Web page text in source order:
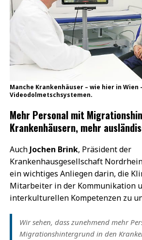
Manche Krankenhäuser – wie hier in
Videodolmetschsystemen.
Mehr Personal mit
Krankenhäusern, mehr
AuchJochen Brink, Präsident der
Krankenhausgesellschaft
ein wichtiges Anliegen darin, die
Mitarbeiter in der Kommunikation
interkulturellen Kompetenzen zu
Wir sehen, dass zunehmend mehr
Migrationshintergrund in den